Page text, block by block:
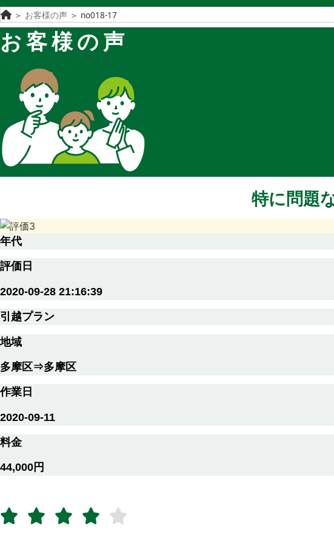
＞ お客様の声 ＞ no018-17
お客様の声
特に問題
年代
評価日
2020-09-28 21:16:39
引越プラン
地域
多摩区⇒多摩区
作業日
2020-09-11
料金
44,000円